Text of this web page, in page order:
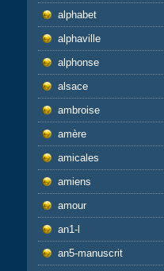
alphabet
alphaville
alphonse
alsace
ambroise
amère
amicales
amiens
amour
an1-l
an5-manuscrit